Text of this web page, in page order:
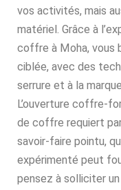
vos activités, mais
matériel. Grâce à
coffre à Moha, vous
ciblée, avec des
serrure et à la
L’ouverture coffre-
de coffre requiert
savoir-faire pointu,
expérimenté peut
pensez à solliciter